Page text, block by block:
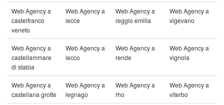
Web Agency a
castelfranco
veneto
Web Agency a
lecce
Web Agency a
reggio emilia
Web Agency a
vigevano
Web Agency a
castellammare
di stabia
Web Agency a
lecco
Web Agency a
rende
Web Agency a
vignola
Web Agency a
castellana grotte
Web Agency a
legnago
Web Agency a
rho
Web Agency a
viterbo